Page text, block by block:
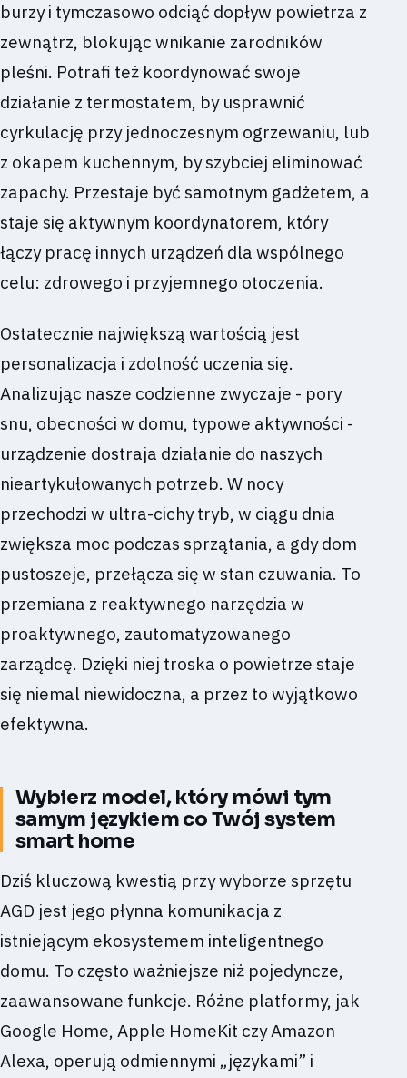
burzy i tymczasowo odciąć dopływ powietrza z
zewnątrz, blokując wnikanie zarodników
pleśni. Potrafi też koordynować swoje
działanie z termostatem, by usprawnić
cyrkulację przy jednoczesnym ogrzewaniu, lub
z okapem kuchennym, by szybciej eliminować
zapachy. Przestaje być samotnym gadżetem, a
staje się aktywnym koordynatorem, który
łączy pracę innych urządzeń dla wspólnego
celu: zdrowego i przyjemnego otoczenia.
Ostatecznie największą wartością jest
personalizacja i zdolność uczenia się.
Analizując nasze codzienne zwyczaje - pory
snu, obecności w domu, typowe aktywności -
urządzenie dostraja działanie do naszych
nieartykułowanych potrzeb. W nocy
przechodzi w ultra-cichy tryb, w ciągu dnia
zwiększa moc podczas sprzątania, a gdy dom
pustoszeje, przełącza się w stan czuwania. To
przemiana z reaktywnego narzędzia w
proaktywnego, zautomatyzowanego
zarządcę. Dzięki niej troska o powietrze staje
się niemal niewidoczna, a przez to wyjątkowo
efektywna.
Wybierz model, który mówi tym
samym językiem co Twój system
smart home
Dziś kluczową kwestią przy wyborze sprzętu
AGD jest jego płynna komunikacja z
istniejącym ekosystemem inteligentnego
domu. To często ważniejsze niż pojedyncze,
zaawansowane funkcje. Różne platformy, jak
Google Home, Apple HomeKit czy Amazon
Alexa, operują odmiennymi „językami” i